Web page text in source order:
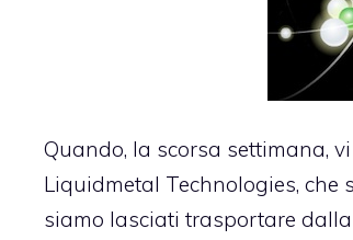
Quando, la scorsa settimana,
Liquidmetal Technologies, che
siamo lasciati trasportare